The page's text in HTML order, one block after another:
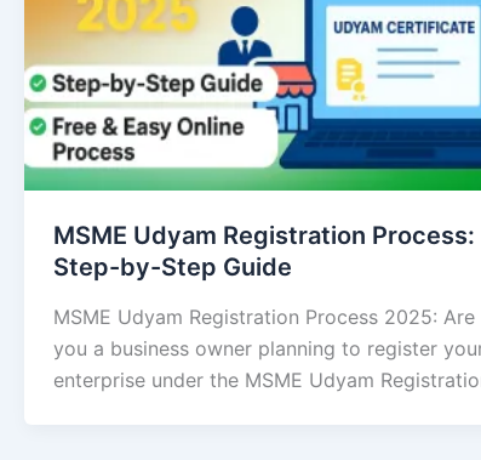
MSME Udyam Registration Process:
Step-by-Step Guide
MSME Udyam Registration Process 2025: Are
you a business owner planning to register
enterprise under the MSME Udyam